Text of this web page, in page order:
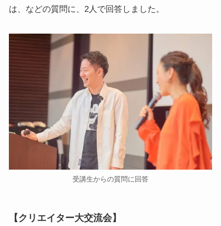
は、などの質問に、2人で回答しました。
受講生からの質問に回答
【クリエイター大交流会】